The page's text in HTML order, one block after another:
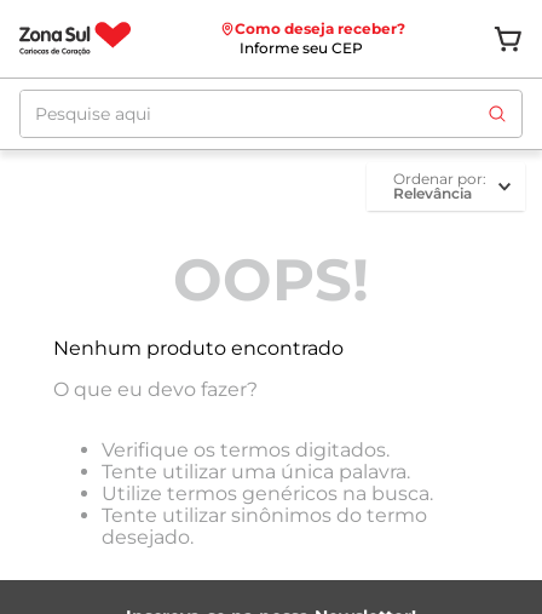
Como deseja receber?
Informe seu CEP
Pesquise aqui
ordenar por
Relevância
OOPS!
Nenhum produto encontrado
O que eu devo fazer?
Verifique os termos digitados.
Tente utilizar uma única palavra.
Utilize termos genéricos na busca.
Tente utilizar sinônimos do termo
desejado.